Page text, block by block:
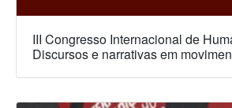
III Congresso Internacional de
Discursos e narrativas em